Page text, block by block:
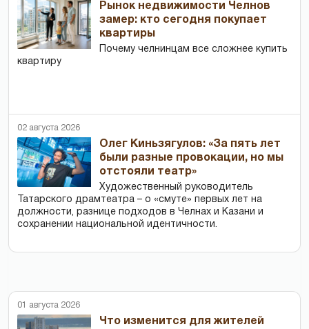
Рынок недвижимости Челнов
замер: кто сегодня покупает
квартиры
Почему челнинцам все сложнее купить
квартиру
02 августа 2026
Олег Киньзягулов: «За пять лет
были разные провокации, но мы
отстояли театр»
Художественный руководитель
Татарского драмтеатра – о «смуте» первых лет на
должности, разнице подходов в Челнах и Казани и
сохранении национальной идентичности.
01 августа 2026
Что изменится для жителей